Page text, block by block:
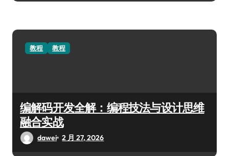
教程 教程
编解码开发全解：编程技法与设计思维
融合实战
dawei 2 月 27, 2026